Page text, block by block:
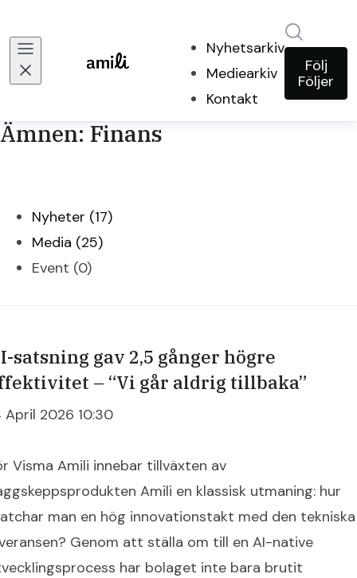
Nyhetsarkiv
Mediearkiv
Kontakt
Följ
Följer
Ämnen: Finans
Nyheter (17)
Media (25)
Event (0)
satsning gav 2,5 gånger högre
– “Vi går aldrig tillbaka”
April 2026 10:30
Visma Amili innebar tillväxten av
Amili en klassisk utmaning: hur
man en hög innovationstakt med den tekniska
Genom att ställa om till en AI-native
har bolaget inte bara brutit